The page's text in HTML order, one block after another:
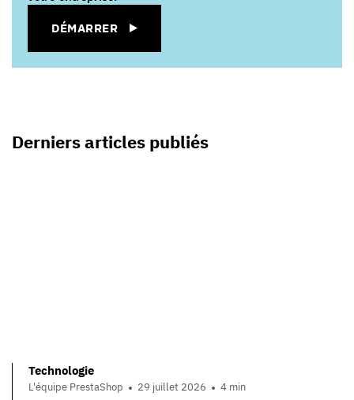
DÉMARRER
Derniers articles publiés
Technologie
L'équipe PrestaShop 29 juillet 2026 4 min